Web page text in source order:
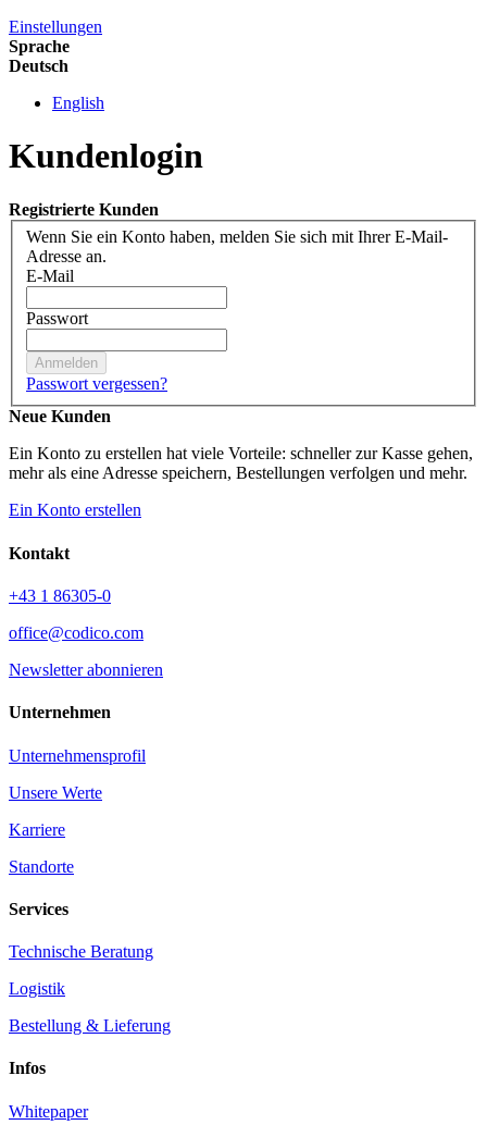
Einstellungen
Sprache
Deutsch
English
Kundenlogin
Registrierte Kunden
Wenn Sie ein Konto haben, melden Sie sich mit Ihrer E-Mail-
Adresse an.
E-Mail
Passwort
Anmelden
Passwort vergessen?
Neue Kunden
Ein Konto zu erstellen hat viele Vorteile: schneller zur Kasse gehen,
mehr als eine Adresse speichern, Bestellungen verfolgen und mehr.
Ein Konto erstellen
Facebook
LinkedIn
Xing
Youtube
Kontakt
+43 1 86305-0
office@codico.com
Newsletter abonnieren
Unternehmen
Unternehmensprofil
Unsere Werte
Karriere
Standorte
Services
Technische Beratung
Logistik
Bestellung & Lieferung
Infos
Whitepaper